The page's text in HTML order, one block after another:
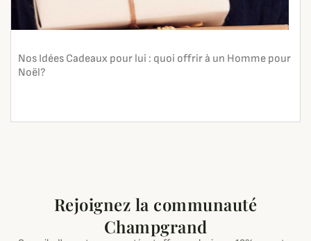
Nos Idées Cadeaux pour lui : quoi offrir à un Homme pour
Noël?
Rejoignez la communauté
Champgrand